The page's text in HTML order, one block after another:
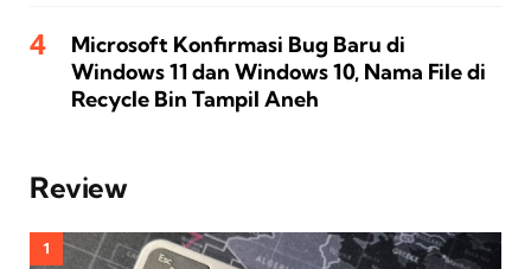
Microsoft Konfirmasi Bug Baru di
Windows 11 dan Windows 10, Nama File di
Recycle Bin Tampil Aneh
Review